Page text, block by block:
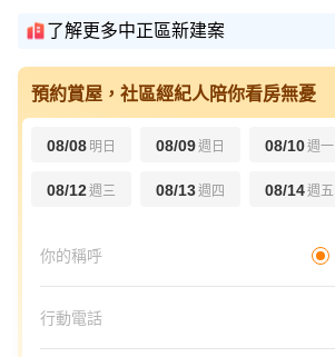
了解更多中正區新建案
預約賞屋，社區經紀人陪你看房無憂
08/08 明日 08/09週日 08/10週一
08/12週三 08/13週四 08/14週五